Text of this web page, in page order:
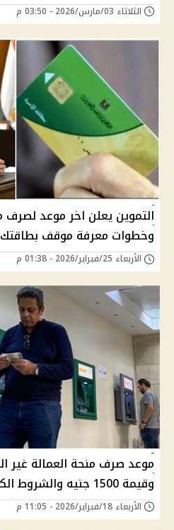
الثلاثاء 03/مارس/2026 - 03:50 م
وخطوات معرفة موقف بطاقتك
الأربعاء 25/فبراير/2026 - 01:38 م
وقيمة 1500 جنيه والشروط الكاملة
الأربعاء 18/فبراير/2026 - 11:05 م